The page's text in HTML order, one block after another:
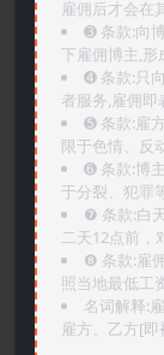
雇佣后才会在
➌️ 条款:向
下雇佣博主,形
➍️ 条款:只
者服务,雇佣
➎ 条款:雇
限于色情、反
➏️ 条款:博
于分裂、犯罪
❼ 条款:白
二天12点前，
❽ 条款:雇
照当地最低工
名词解释:
雇方、乙方[